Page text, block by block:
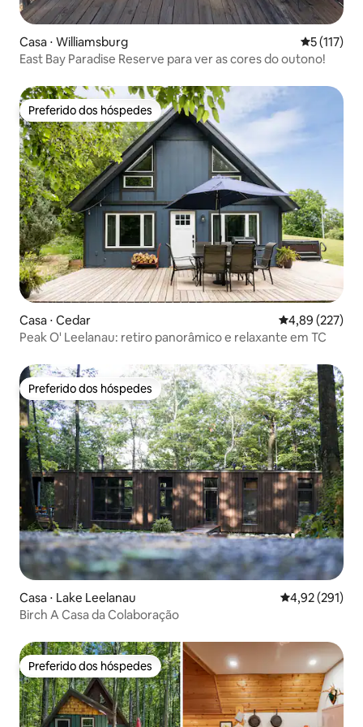
Casa ⋅ Williamsburg 5 de uma
5 (117)
East Bay Paradise Reserve para ver as cores do outono!
Preferido dos hóspedes
Preferido dos hóspedes
Casa ⋅ Cedar 4,89 de uma
4,89 (227)
Peak O' Leelanau: retiro panorâmico e relaxante em TC
Preferido dos hóspedes
Preferido dos hóspedes
Casa ⋅ Lake Leelanau 4,92 de uma
4,92 (291)
Birch A Casa da Colaboração
Preferido dos hóspedes
Preferido dos hóspedes